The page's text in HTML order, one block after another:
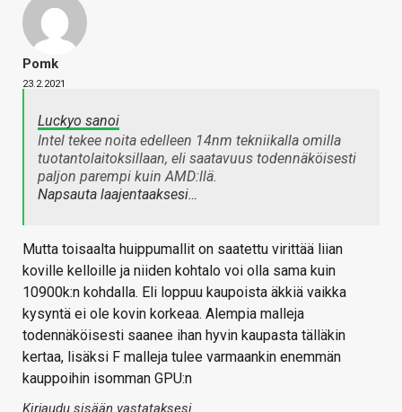
Pomk
23.2.2021
Luckyo sanoi
Intel tekee noita edelleen 14nm tekniikalla omilla
tuotantolaitoksillaan, eli saatavuus todennäköisesti
paljon parempi kuin AMD:llä.
Napsauta laajentaaksesi…
Mutta toisaalta huippumallit on saatettu virittää liian
koville kelloille ja niiden kohtalo voi olla sama kuin
10900k:n kohdalla. Eli loppuu kaupoista äkkiä vaikka
kysyntä ei ole kovin korkeaa. Alempia malleja
todennäköisesti saanee ihan hyvin kaupasta tälläkin
kertaa, lisäksi F malleja tulee varmaankin enemmän
kauppoihin isomman GPU:n
Kirjaudu sisään vastataksesi